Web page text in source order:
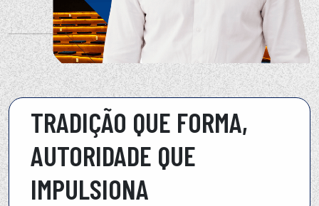
TRADIÇÃO QUE FORMA,
AUTORIDADE QUE
IMPULSIONA